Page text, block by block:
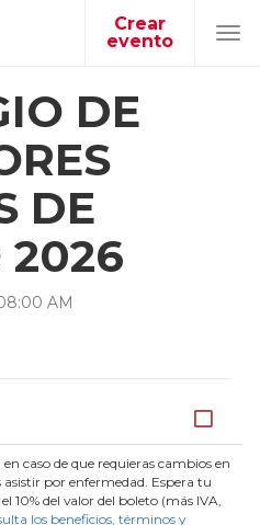
Crear
evento
DE
DE
2026
:00 AM
caso de que requieras cambios en
por enfermedad. Espera tu
10% del valor del boleto (más IVA,
los beneficios, términos y